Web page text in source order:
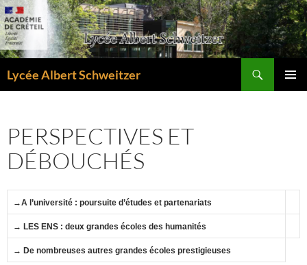
Aller
au
contenu
Lycée Albert Schweitzer
PERSPECTIVES ET
DÉBOUCHÉS
→A l’université : poursuite d’études et partenariats
→ LES ENS : deux grandes écoles des humanités
→ De nombreuses autres grandes écoles prestigieuses